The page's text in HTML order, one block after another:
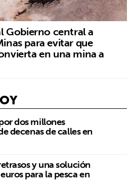
Gobierno central a
para evitar que
en una mina a
dos millones
decenas de calles en
y una solución
para la pesca en